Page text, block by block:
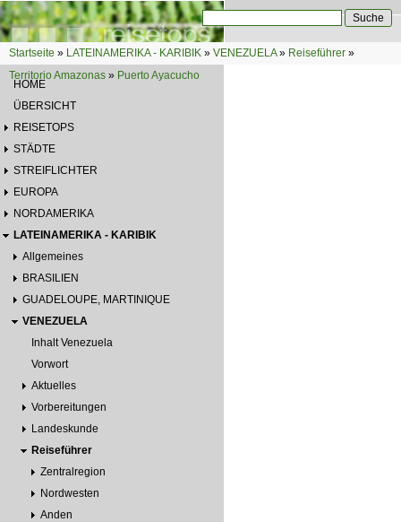
Direkt zum Inhalt
Suchformular
Sie sind hier
Startseite » LATEINAMERIKA - KARIBIK » VENEZUELA» Reiseführer »
Territorio Amazonas » Puerto Ayacucho
HOME
ÜBERSICHT
REISETOPS
STÄDTE
STREIFLICHTER
EUROPA
NORDAMERIKA
LATEINAMERIKA - KARIBIK
Allgemeines
BRASILIEN
GUADELOUPE, MARTINIQUE
VENEZUELA
Inhalt Venezuela
Vorwort
Aktuelles
Vorbereitungen
Landeskunde
Reiseführer
Zentralregion
Nordwesten
Anden